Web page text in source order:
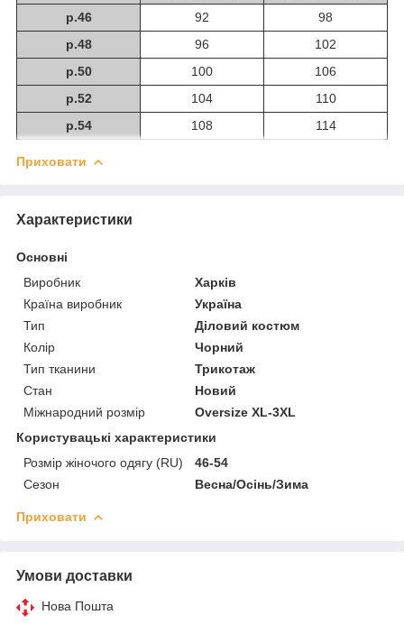
р.46
92
98
р.48
96
102
р.50
100
106
р.52
104
110
р.54
108 114
Приховати
Характеристики
Основні
Виробник
Харків
Країна виробник
Україна
Тип
Діловий костюм
Колір
Чорний
Тип тканини
Трикотаж
Стан
Новий
Міжнародний розмір
Oversize XL-3XL
Користувацькі характеристики
Розмір жіночого одягу (RU)
46-54
Сезон
Весна/Осінь/Зима
Приховати
Умови доставки
Нова Пошта